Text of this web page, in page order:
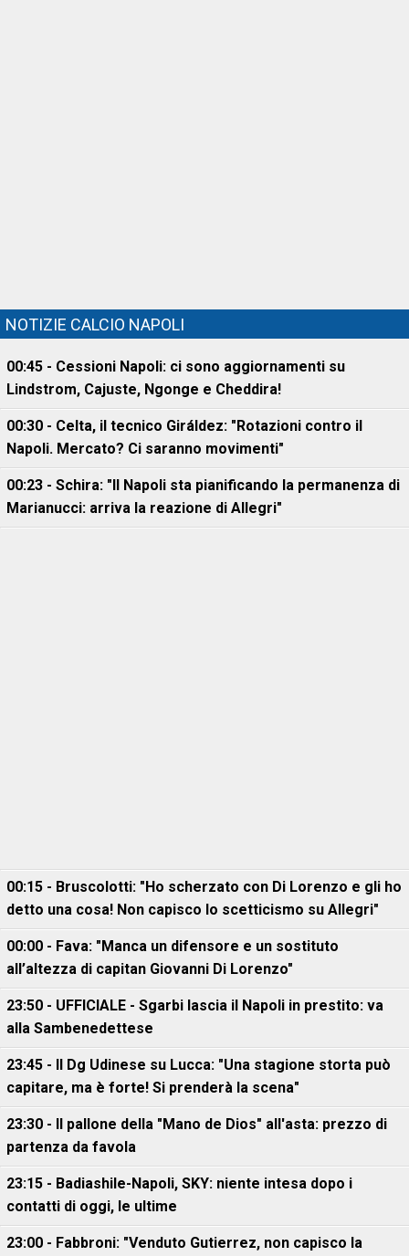
NOTIZIE CALCIO NAPOLI
00:45 - Cessioni Napoli: ci sono aggiornamenti su
Lindstrom, Cajuste, Ngonge e Cheddira!
00:30 - Celta, il tecnico Giráldez: "Rotazioni contro il
Napoli. Mercato? Ci saranno movimenti"
00:23 - Schira: "Il Napoli sta pianificando la permanenza di
Marianucci: arriva la reazione di Allegri"
00:15 - Bruscolotti: "Ho scherzato con Di Lorenzo e gli ho
detto una cosa! Non capisco lo scetticismo su Allegri"
00:00 - Fava: "Manca un difensore e un sostituto
all’altezza di capitan Giovanni Di Lorenzo"
23:50 - UFFICIALE - Sgarbi lascia il Napoli in prestito: va
alla Sambenedettese
23:45 - Il Dg Udinese su Lucca: "Una stagione storta può
capitare, ma è forte! Si prenderà la scena"
23:30 - Il pallone della "Mano de Dios" all'asta: prezzo di
partenza da favola
23:15 - Badiashile-Napoli, SKY: niente intesa dopo i
contatti di oggi, le ultime
23:00 - Fabbroni: "Venduto Gutierrez, non capisco la